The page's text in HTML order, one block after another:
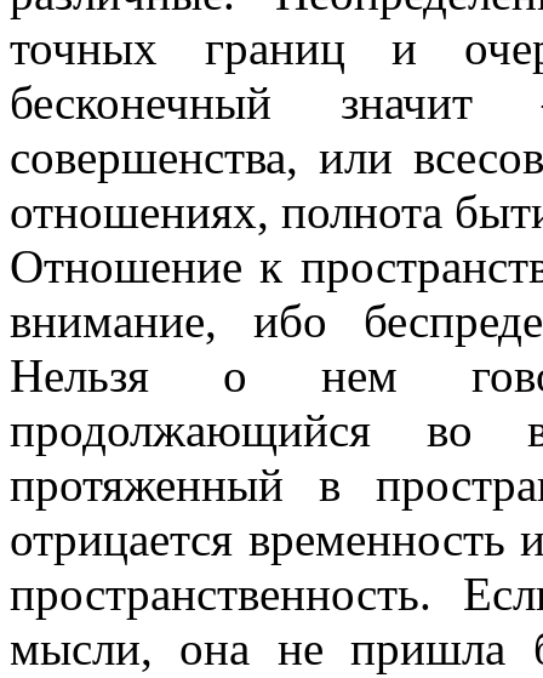
точных границ и
бесконечный
совершенства, или
отношениях, полнота
Отношение к
внимание, ибо
Нельзя о нем
продолжающийся во
протяженный в
отрицается временность
пространственность.
мысли, она не пришла